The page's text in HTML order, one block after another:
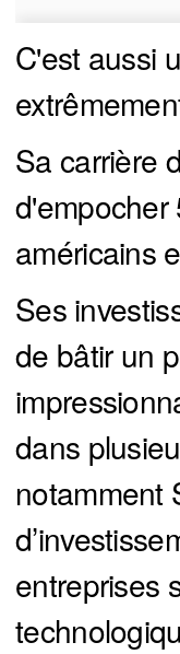
C'est aussi
Sa carrière
d'empocher
américains
Ses
de bâtir un
dans
notamment
entreprises